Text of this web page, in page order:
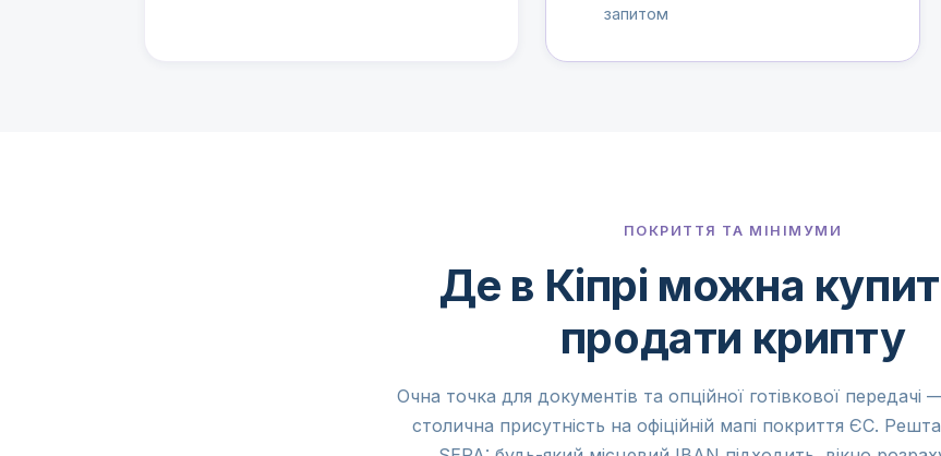
запитом
ПОКРИТТЯ ТА МІНІМУМИ
Де в Кіпрі можна
продати крипту
Очна точка для документів та опційної готівкової передачі
столична присутність на офіційній мапі покриття ЄС.